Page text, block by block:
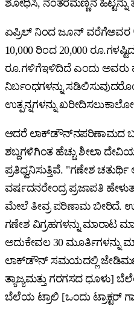
ಶೋಧಿಸಿ, ನಂತರಮಣ್ಣಿನ ಹಿಟ್ಟನ್ನು
ಏಪ್ರಿಲ್ ನಿಂದ ಜೂನ್ ವರೆಗೆಅವರ
10,000 ರಿಂದ 20,000
ರೂ.ಗಳಿಗೆಇಳಿದಿದೆ ಎಂದು ಅವರು
ನಿರ್ಬಂಧಗಳನ್ನು
ಉತ್ಪನ್ನಗಳನ್ನು
ಆದರೆ ಲಾಕ್‌ಡೌನ್‌ನಪರಿಣಾಮದ ಬಗ್ಗೆ
ಶಬ್ದಗಳಿಗಿಂತ ಹೆಚ್ಚು ಶೀಲಾ
ಪ್ರತಿಧ್ವನಿಸುತ್ತಿವೆ. "ಗಣೇಶ
ವರ್ಷದನರೇಂದ್ರ ಪ್ರಜಾಪತಿ
ಮೇಲೆ ತೀವ್ರ ಪರಿಣಾಮ ಬೀರಿದೆ.
ಗಣೇಶ ವಿಗ್ರಹಗಳನ್ನು ಮಾರಾಟ
ಅದುಕೇವಲ 30 ಮೂರ್ತಿಗಳನ್ನು
ಲಾಕ್‌ಡೌನ್ ಸಮಯದಲ್ಲಿ
ತ್ಯಾಜ್ಯಮತ್ತು ಗರಗಸದ ಧೂಳು]
ಬೆಲೆಯ ಟ್ರಾಲಿ [ಒಂದು ಟ್ರಾಕ್ಟರ್